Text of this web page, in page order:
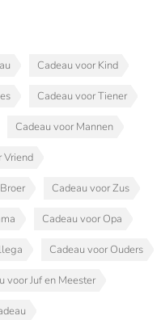
Cadeau voor Kind
Cadeau voor Tiener
Cadeau voor Mannen
Vriend
Cadeau voor Zus
Cadeau voor Opa
Cadeau voor Ouders
voor Juf en Meester